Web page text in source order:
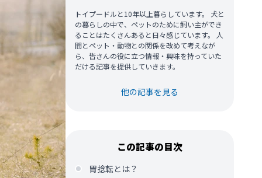
トイプードルと10年以上暮らしています。 犬と
の暮らしの中で、ペットのために飼い主ができ
ることはたくさんあると日々感じています。 人
間とペット・動物との関係を改めて考えなが
ら、皆さんの役に立つ情報・興味を持っていた
だける記事を提供していきます。
他の記事を見る
この記事の目次
胃捻転とは？